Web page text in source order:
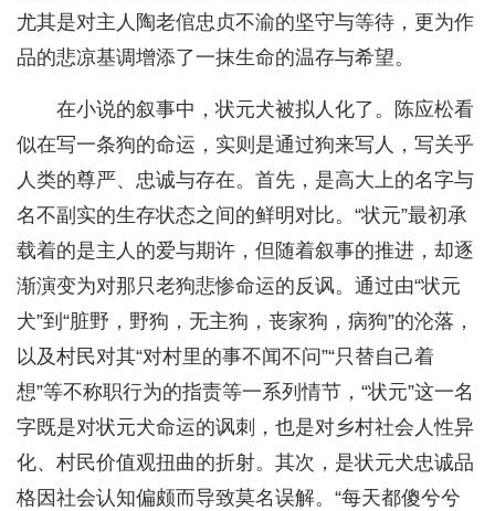
尤其是对主人陶老倌忠贞不渝的坚守与等待，更为作
品的悲凉基调增添了一抹生命的温存与希望。
在小说的叙事中，状元犬被拟人化了。陈应松看
似在写一条狗的命运，实则是通过狗来写人，写关乎
人类的尊严、忠诚与存在。首先，是高大上的名字与
名不副实的生存状态之间的鲜明对比。“状元”最初承
载着的是主人的爱与期许，但随着叙事的推进，却逐
渐演变为对那只老狗悲惨命运的反讽。通过由“状元
犬”到“脏野，野狗，无主狗，丧家狗，病狗”的沦落，
以及村民对其“对村里的事不闻不问”“只替自己着
想”等不称职行为的指责等一系列情节，“状元”这一名
字既是对状元犬命运的讽刺，也是对乡村社会人性异
化、村民价值观扭曲的折射。其次，是状元犬忠诚品
格因社会认知偏颇而导致莫名误解。“每天都傻兮兮